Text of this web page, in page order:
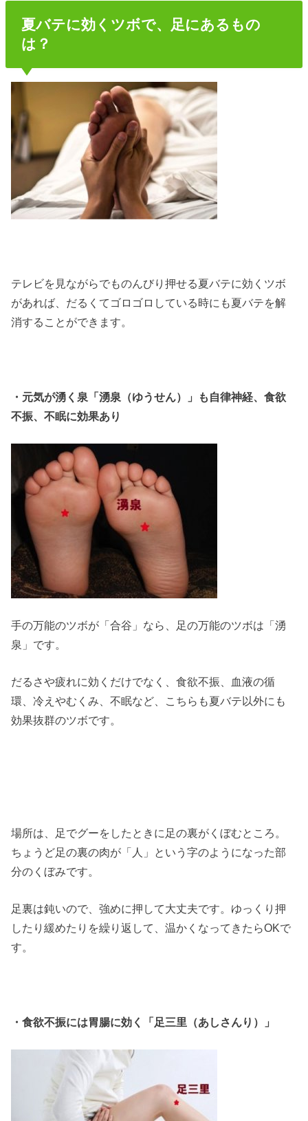
夏バテに効くツボで、足にあるもの
は？
テレビを見ながらでものんびり押せる夏バテに効くツボ
があれば、だるくてゴロゴロしている時にも夏バテを解
消することができます。
・元気が湧く泉「湧泉（ゆうせん）」も自律神経、食欲
不振、不眠に効果あり
手の万能のツボが「合谷」なら、足の万能のツボは「湧
泉」です。
だるさや疲れに効くだけでなく、食欲不振、血液の循
環、冷えやむくみ、不眠など、こちらも夏バテ以外にも
効果抜群のツボです。
場所は、足でグーをしたときに足の裏がくぼむところ。
ちょうど足の裏の肉が「人」という字のようになった部
分のくぼみです。
足裏は鈍いので、強めに押して大丈夫です。ゆっくり押
したり緩めたりを繰り返して、温かくなってきたらOKで
す。
・食欲不振には胃腸に効く「足三里（あしさんり）」